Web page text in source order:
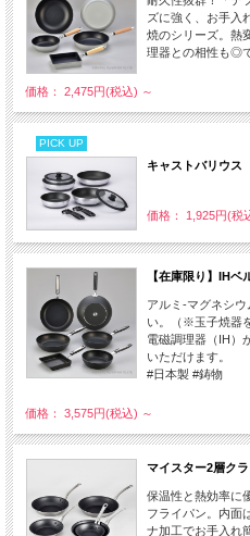
ズに強く、お手入
焼のシリーズ。熱
理器との相性も◎
価格： 2,475円(税込) ～
PICK UP
キャストバリウス
価格： 1,925円(税
【在庫限り】IHベ
アルミ-マグネシ
い。（※玉子焼器
電磁調理器（IH）
いただけます。
#日本製 #鋳物
価格： 3,575円(税込) ～
マイスター2層ク
保温性と熱効率に
フライパン。内面
ナ加工でお手入れ